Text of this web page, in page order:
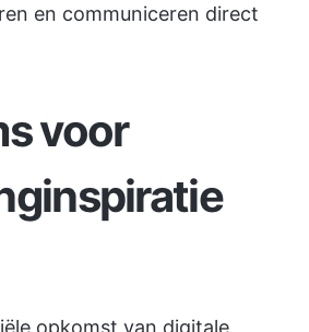
en communiceren direct
voor
opkomst van digitale